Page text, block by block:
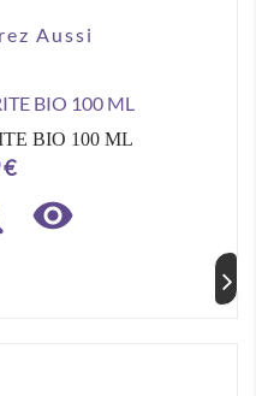
Aussi
BIO 100 ML
